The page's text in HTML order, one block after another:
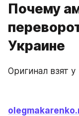
Почему
Украине
Оригинал взят у